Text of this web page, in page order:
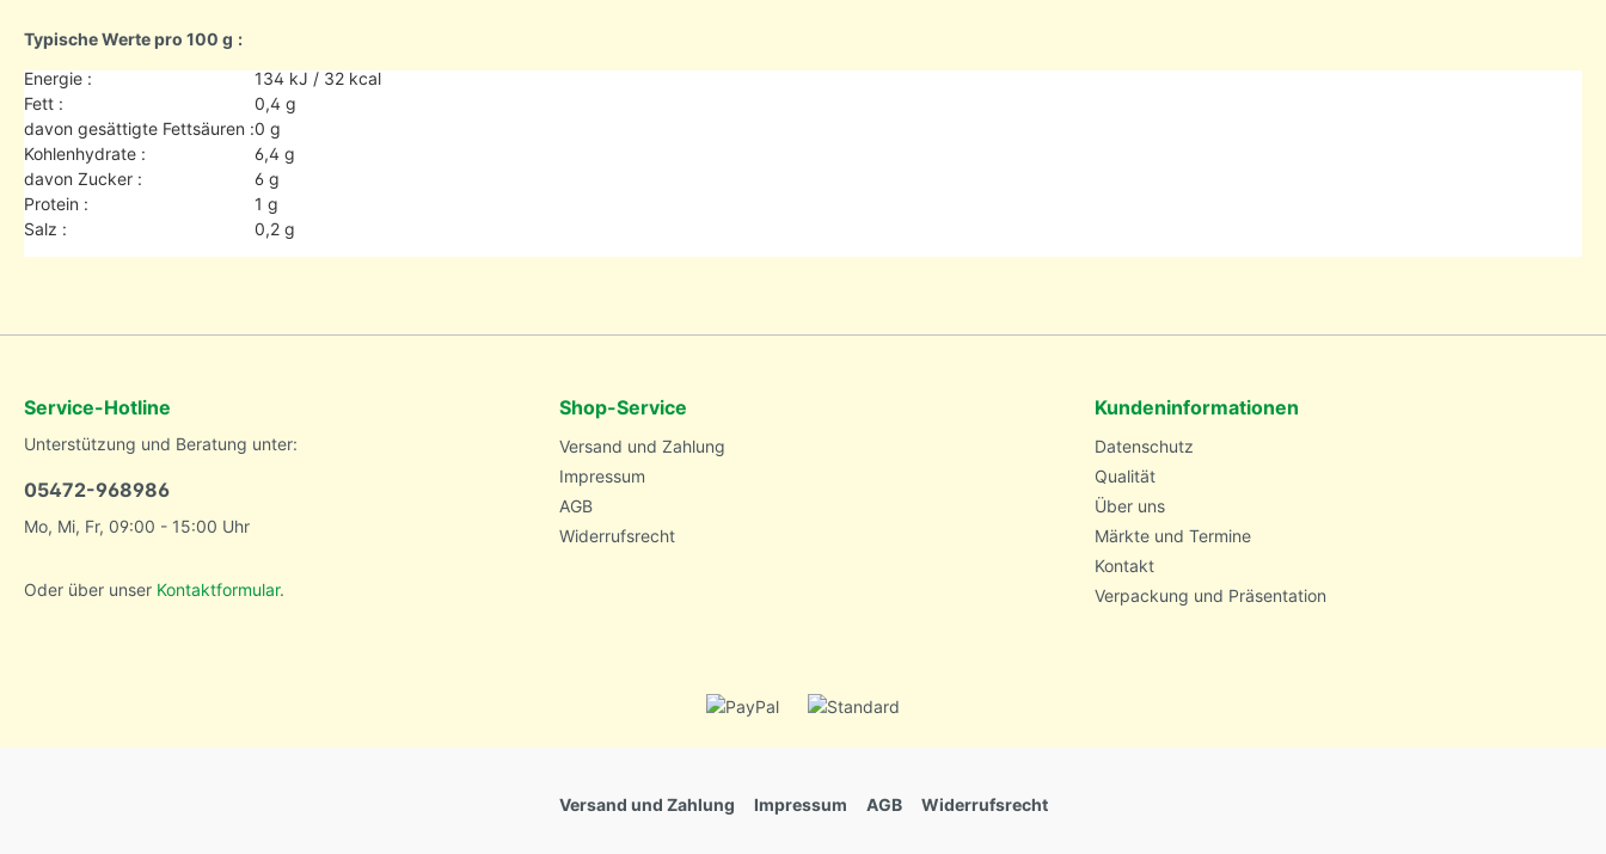
Typische Werte pro 100 g :
Energie :
Fett :
davon gesättigte Fettsäuren :
Kohlenhydrate :
davon Zucker :
Protein :
Salz :
134 kJ / 32 kcal
0,4 g
0 g
6,4 g
6 g
1 g
0,2 g
Service-Hotline
Unterstützung und Beratung unter:
05472-968986
Mo, Mi, Fr, 09:00 - 15:00 Uhr
Oder über unser Kontaktformular.
Shop-Service
Versand und Zahlung
Impressum
AGB
Widerrufsrecht
Kundeninformationen
Datenschutz
Qualität
Über uns
Märkte und Termine
Kontakt
Verpackung und Präsentation
Versand und Zahlung Impressum AGB Widerrufsrecht